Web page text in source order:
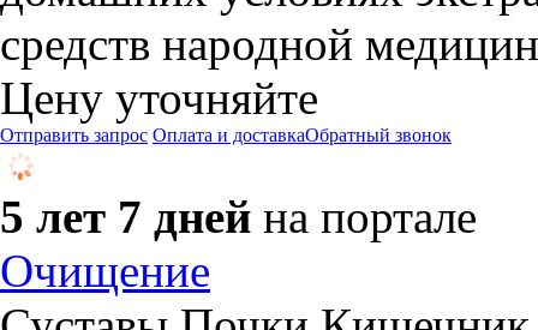
средств народной
Цену уточняйте
Отправить запрос Оплата и доставкаОбратный звонок
5 лет 7 дней на портале
Очищение